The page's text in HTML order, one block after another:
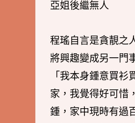
亞姐後繼無人
程瑤自言是貪靚之
將興趣變成另一門
「我本身鍾意買
家，我覺得好可惜
鍾，家中現時有過